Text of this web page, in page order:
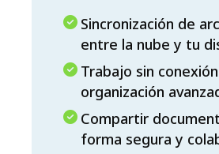
Sincronización de
entre la nube y tu
Trabajo sin
organización
Compartir
forma segura y